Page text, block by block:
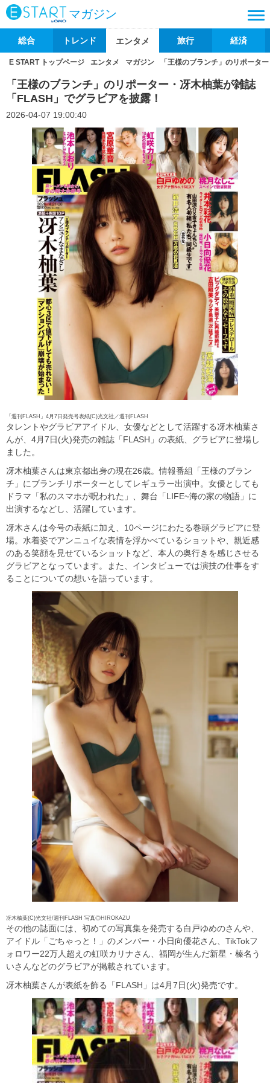
マガジン
総合 トレンド エンタメ 旅行 経済
E START トップページ エンタメ マガジン 「王様のブランチ」のリポータ
「王様のブランチ」のリポーター・冴木柚葉が雑誌
「FLASH」でグラビアを披露！
2026-04-07 19:00:40
「週刊FLASH」4月7日発売号表紙(C)光文社／週刊FLASH
タレントやグラビアアイドル、女優などとして活躍する冴木柚葉さ
んが、4月7日(火)発売の雑誌「FLASH」の表紙、グラビアに登場し
ました。
冴木柚葉さんは東京都出身の現在26歳。情報番組「王様のブラン
チ」にブランチリポーターとしてレギュラー出演中。女優としても
ドラマ「私のスマホが呪われた」、舞台「LIFE~海の家の物語」に
出演するなどし、活躍しています。
冴木さんは今号の表紙に加え、10ページにわたる巻頭グラビアに登
場。水着姿でアンニュイな表情を浮かべているショットや、親近感
のある笑顔を見せているショットなど、本人の奥行きを感じさせる
グラビアとなっています。また、インタビューでは演技の仕事をす
ることについての想いを語っています。
冴木柚葉(C)光文社/週刊FLASH 写真◎HIROKAZU
その他の誌面には、初めての写真集を発売する白戸ゆめのさんや、
アイドル「ごちゃっと！」のメンバー・小日向優花さん、TikTokフ
ォロワー22万人超えの虹咲カリナさん、福岡が生んだ新星・榛名う
いさんなどのグラビアが掲載されています。
冴木柚葉さんが表紙を飾る「FLASH」は4月7日(火)発売です。